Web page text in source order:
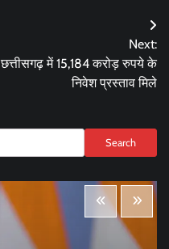
Next:
छत्तीसगढ़ में 15,184 करोड़ रुपये के
निवेश प्रस्ताव मिले
Search